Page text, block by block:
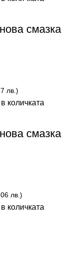
смазка
лв.)
количката
смазка
лв.)
количката